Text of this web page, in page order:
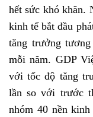
hết sức khó khăn.
kinh tế bắt đầu
tăng trưởng
mỗi năm. GDP
với tốc độ tăng
lần so với trước
nhóm 40 nền